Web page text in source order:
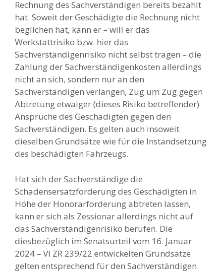
Rechnung des Sachverständigen bereits bezahlt
hat. Soweit der Geschädigte die Rechnung nicht
beglichen hat, kann er – will er das
Werkstattrisiko bzw. hier das
Sachverständigenrisiko nicht selbst tragen – die
Zahlung der Sachverständigenkosten allerdings
nicht an sich, sondern nur an den
Sachverständigen verlangen, Zug um Zug gegen
Abtretung etwaiger (dieses Risiko betreffender)
Ansprüche des Geschädigten gegen den
Sachverständigen. Es gelten auch insoweit
dieselben Grundsätze wie für die Instandsetzung
des beschädigten Fahrzeugs.
Hat sich der Sachverständige die
Schadensersatzforderung des Geschädigten in
Höhe der Honorarforderung abtreten lassen,
kann er sich als Zessionar allerdings nicht auf
das Sachverständigenrisiko berufen. Die
diesbezüglich im Senatsurteil vom 16. Januar
2024 – VI ZR 239/22 entwickelten Grundsätze
gelten entsprechend für den Sachverständigen.